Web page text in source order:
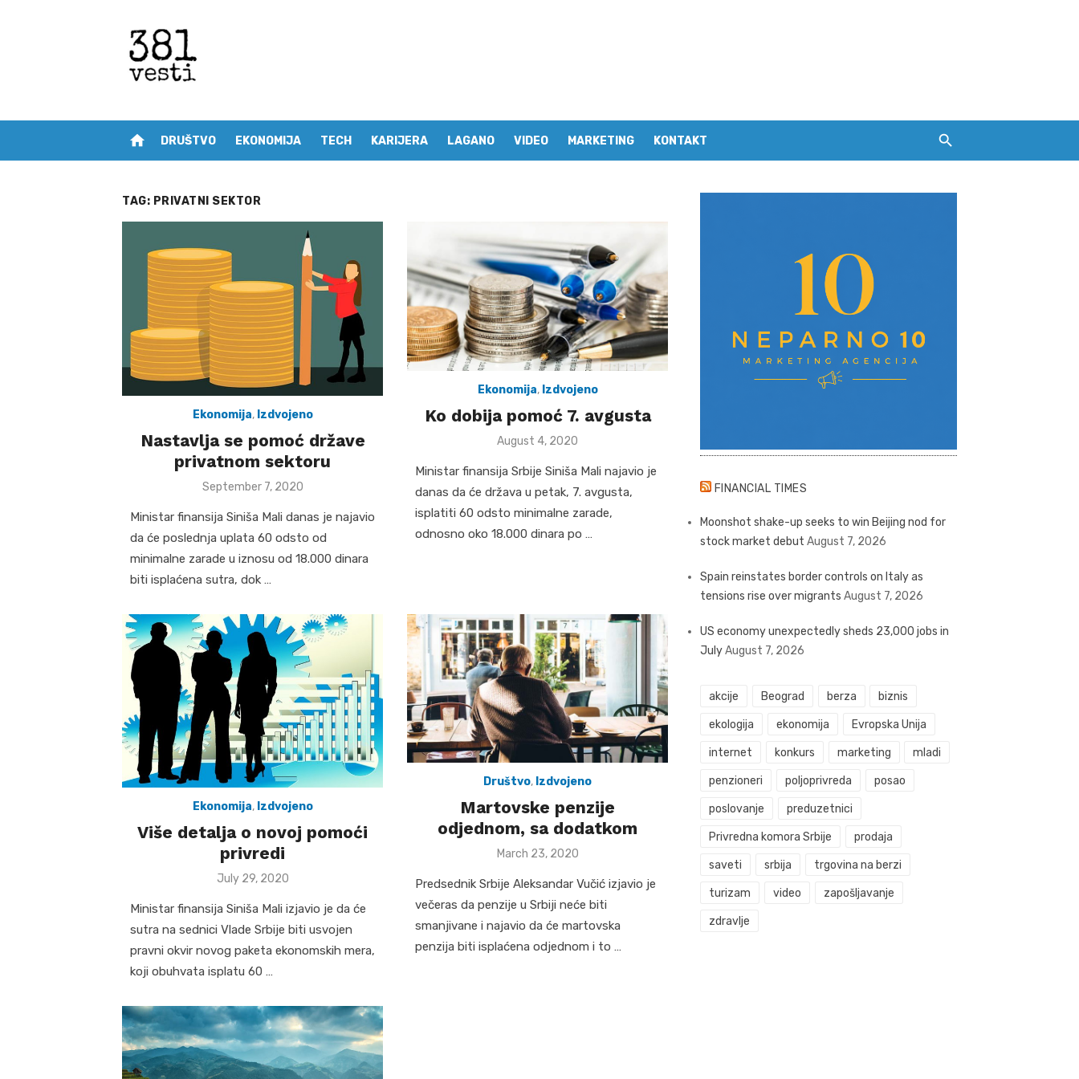
home DRUŠTVO EKONOMIJA TECH KARIJERA LAGANO VIDEO MARKETING KONTAKT
TAG: PRIVATNI SEKTOR
Ekonomija, Izdvojeno
Nastavlja se pomoć države
privatnom sektoru
Posted
September 7, 2020
Ministar finansija Siniša Mali danas je najavio
da će poslednja uplata 60 odsto od
minimalne zarade u iznosu od 18.000 dinara
biti isplaćena sutra, dok …
Ekonomija, Izdvojeno
Ko dobija pomoć 7. avgusta
Posted
August 4, 2020
Ministar finansija Srbije Siniša Mali najavio je
danas da će država u petak, 7. avgusta,
isplatiti 60 odsto minimalne zarade,
odnosno oko 18.000 dinara po …
Ekonomija, Izdvojeno
Više detalja o novoj pomoći
privredi
Posted
July 29, 2020
Ministar finansija Siniša Mali izjavio je da će
sutra na sednici Vlade Srbije biti usvojen
pravni okvir novog paketa ekonomskih mera,
koji obuhvata isplatu 60 …
Društvo, Izdvojeno
Martovske penzije
odjednom, sa dodatkom
Posted
March 23, 2020
Predsednik Srbije Aleksandar Vučić izjavio je
večeras da penzije u Srbiji neće biti
smanjivane i najavio da će martovska
penzija biti isplaćena odjednom i to …
FINANCIAL TIMES
Moonshot shake-up seeks to win Beijing nod for
stock market debut August 7, 2026
Spain reinstates border controls on Italy as
tensions rise over migrants August 7, 2026
US economy unexpectedly sheds 23,000 jobs in
JulyAugust 7, 2026
akcije Beograd berza biznis
ekologija ekonomija Evropska Unija
internet konkurs marketing mladi
penzioneri poljoprivreda posao
poslovanje preduzetnici
Privredna komora Srbije prodaja
saveti srbija trgovina na berzi
turizam video zapošljavanje
zdravlje